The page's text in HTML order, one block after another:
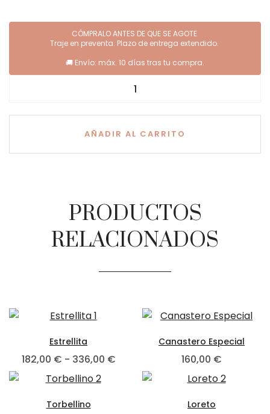
AÑADIR AL CARRITO
PRODUCTOS
RELACIONADOS
Estrellita
182,00 € - 336,00 €
Canastero Especial
160,00 €
Torbellino Loreto